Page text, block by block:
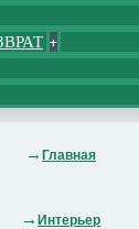
+
Главная
Интерьер